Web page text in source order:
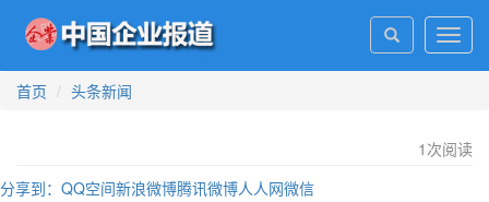
首页
头条新闻
1 次阅读
分享到： QQ空间新浪微博腾讯微博人人网微信